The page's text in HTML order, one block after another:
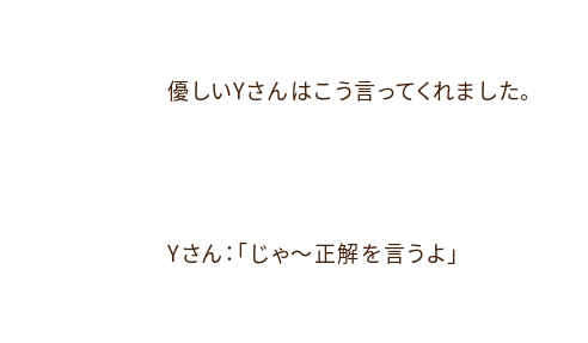
優しいYさんはこう言ってくれました。
Yさん：「じゃ～正解を言うよ」